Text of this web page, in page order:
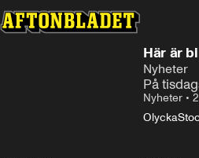
Här är
Nyheter
På
Nyheter •
Olycka